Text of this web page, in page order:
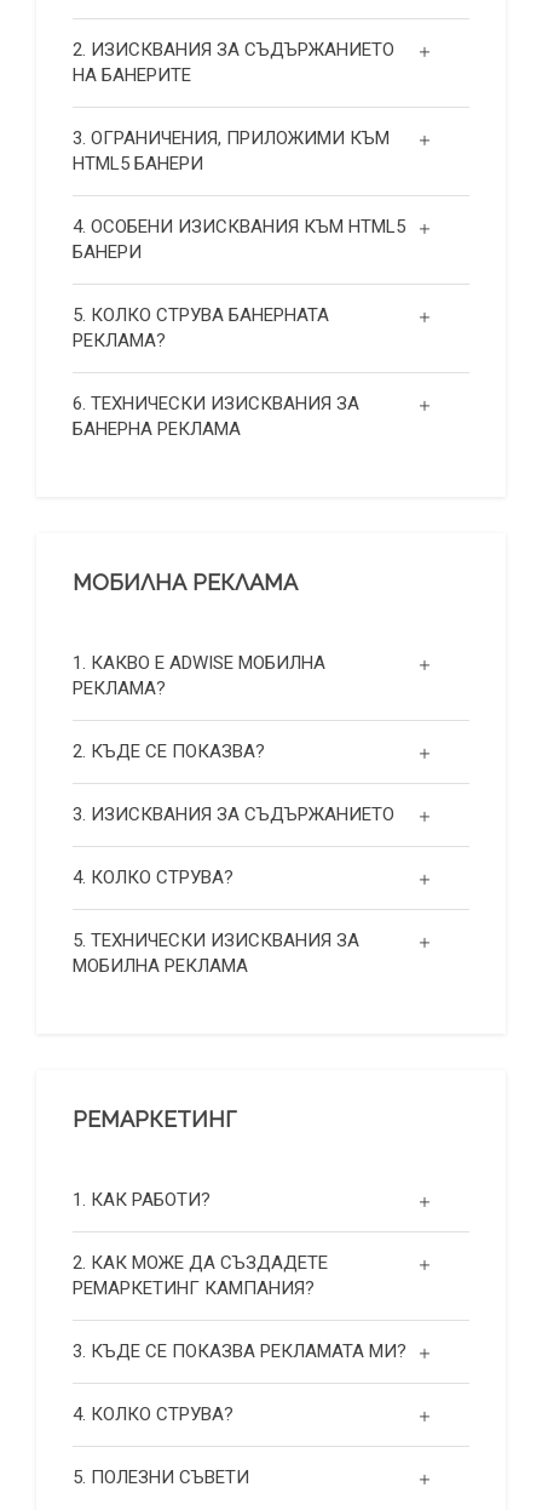
2. ИЗИСКВАНИЯ ЗА СЪДЪРЖАНИЕТО
НА БАНЕРИТЕ
3. ОГРАНИЧЕНИЯ, ПРИЛОЖИМИ КЪМ
HTML5 БАНЕРИ
4. ОСОБЕНИ ИЗИСКВАНИЯ КЪМ HTML5
БАНЕРИ
5. КОЛКО СТРУВА БАНЕРНАТА
РЕКЛАМА?
6. ТЕХНИЧЕСКИ ИЗИСКВАНИЯ ЗА
БАНЕРНА РЕКЛАМА
МОБИЛНА РЕКЛАМА
1. КАКВО Е ADWISE МОБИЛНА
РЕКЛАМА?
2. КЪДЕ СЕ ПОКАЗВА?
3. ИЗИСКВАНИЯ ЗА СЪДЪРЖАНИЕТО
4. КОЛКО СТРУВА?
5. ТЕХНИЧЕСКИ ИЗИСКВАНИЯ ЗА
МОБИЛНА РЕКЛАМА
РЕМАРКЕТИНГ
1. КАК РАБОТИ?
2. КАК МОЖЕ ДА СЪЗДАДЕТЕ
РЕМАРКЕТИНГ КАМПАНИЯ?
3. КЪДЕ СЕ ПОКАЗВА РЕКЛАМАТА МИ?
4. КОЛКО СТРУВА?
5. ПОЛЕЗНИ СЪВЕТИ